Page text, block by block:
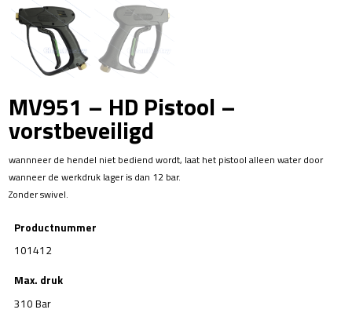
MV951 – HD Pistool –
vorstbeveiligd
wannneer de hendel niet bediend wordt, laat het pistool alleen water door
wanneer de werkdruk lager is dan 12 bar.
Zonder swivel.
Productnummer
101412
Max. druk
310 Bar